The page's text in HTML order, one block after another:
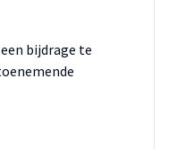
zijn van het
onderdelen:
van het areaal
gebracht te worden.
naar
bijdrage te